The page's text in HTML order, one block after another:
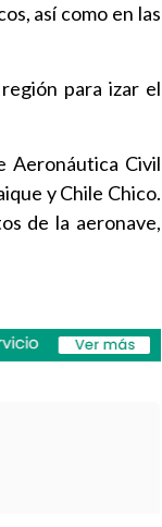
así como en las
para izar el
Aeronáutica Civil
y Chile Chico.
de la aeronave,